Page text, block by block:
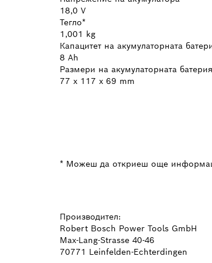
18,0 V
Тегло*
1,001 kg
Капацитет на акумулаторната
8 Ah
Размери на акумулаторната
77 x 117 x 69 mm
* Можеш да откриеш още
Производител:
Robert Bosch Power Tools GmbH
Max-Lang-Strasse 40-46
70771 Leinfelden-Echterdingen